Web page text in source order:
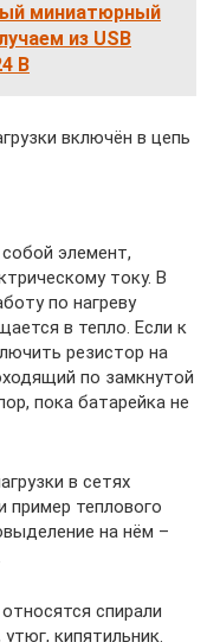
миниатюрный
из USB
В
включён в цепь
элемент,
току. В
по нагреву
в тепло. Если к
резистор на
по замкнутой
пока батарейка не
в сетях
пример теплового
на нём –
спирали
кипятильник.